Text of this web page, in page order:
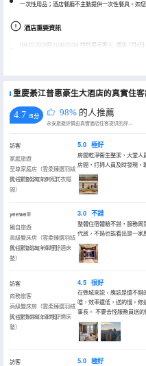
一次性用品；酒店餐廳不主動提供一次性餐具。如
酒店重要資訊
[04/07/2026至31/08/2026] 特別提示客人: 酒店 7月4
重慶綦江普惠豪生大酒店的真實住客
4.7 /5分 98% 的人推薦
永安旅遊評價由真實酒店住客提供的評價。
訪客
家庭旅遊
至尊家庭房（雲柔臻選羽絨
枕+深泡浴缸+步入式衣帽
間）
入住於2026年08月
5.0 極好
房間乾淨衞生整潔，大堂人
房間，打掃人員及時發現，
yeeweiii
獨自旅遊
高級雙床房（雲柔臻選羽絨
枕+深泡浴缸+深睡舒適床
墊）
入住於2026年07月
3.0 不錯
整體住宿體驗不錯，服務周
代感，不過也能看出是一家
訪客
商務旅客
高級雙床房（雲柔臻選羽絨
枕+深泡浴缸+深睡舒適床
墊）
入住於2026年07月
4.5 很好
在縣城來説，應該是還不錯
嗆，效率還低，送的慢。修
事長。 不要去怪服務員送
訪客
5.0 極好